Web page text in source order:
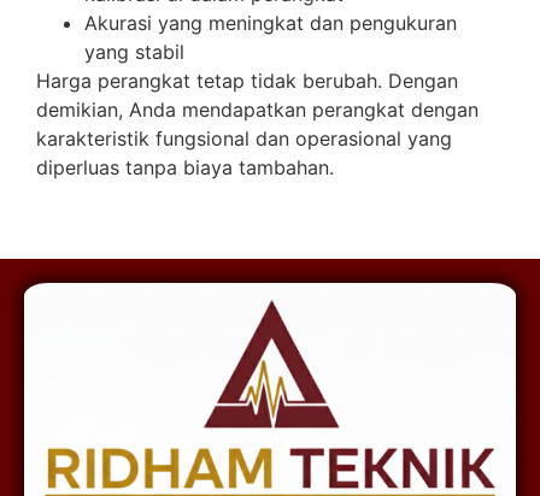
Akurasi yang meningkat dan pengukuran
yang stabil
Harga perangkat tetap tidak berubah. Dengan
demikian, Anda mendapatkan perangkat dengan
karakteristik fungsional dan operasional yang
diperluas tanpa biaya tambahan.